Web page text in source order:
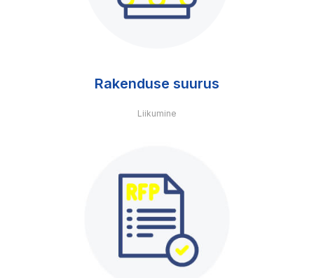
Rakenduse suurus
Liikumine